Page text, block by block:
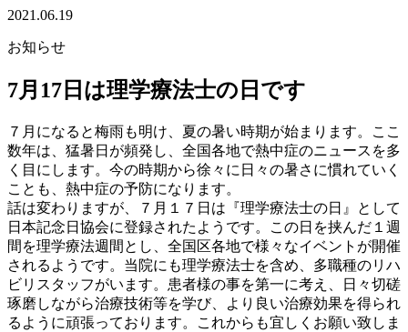
2021.06.19
お知らせ
7月17日は理学療法士の日です
７月になると梅雨も明け、夏の暑い時期が始まります。ここ
数年は、猛暑日が頻発し、全国各地で熱中症のニュースを多
く目にします。今の時期から徐々に日々の暑さに慣れていく
ことも、熱中症の予防になります。
話は変わりますが、７月１７日は『理学療法士の日』として
日本記念日協会に登録されたようです。この日を挟んだ１週
間を理学療法週間とし、全国区各地で様々なイベントが開催
されるようです。当院にも理学療法士を含め、多職種のリハ
ビリスタッフがいます。患者様の事を第一に考え、日々切磋
琢磨しながら治療技術等を学び、より良い治療効果を得られ
るように頑張っております。これからも宜しくお願い致しま